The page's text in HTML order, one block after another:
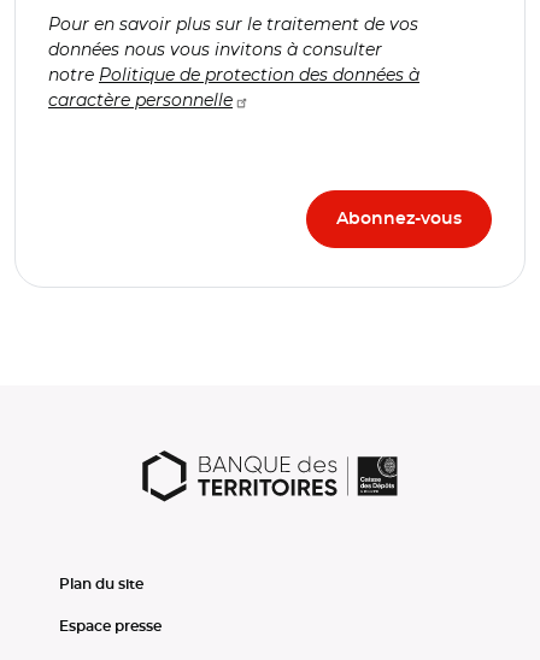
Pour en savoir plus sur le traitement de vos
données nous vous invitons à consulter
notre Politique de protection des données à
caractère personnelle
Plan du site
Espace presse